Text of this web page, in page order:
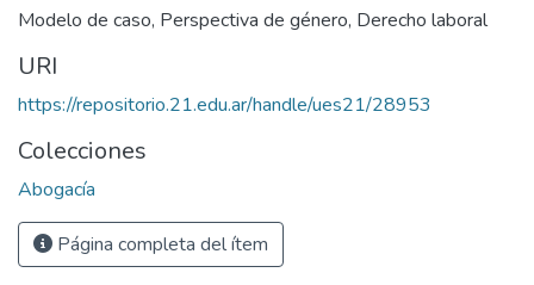
Modelo de caso, Perspectiva de género, Derecho laboral
URI
https://repositorio.21.edu.ar/handle/ues21/28953
Colecciones
Abogacía
Página completa del ítem